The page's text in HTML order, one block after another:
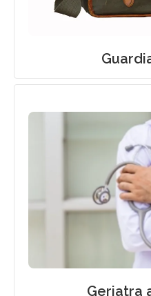
Geriatra
Geriatra